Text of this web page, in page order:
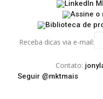
Receba dicas via e-mail:
Contato:
Seguir @mktmais